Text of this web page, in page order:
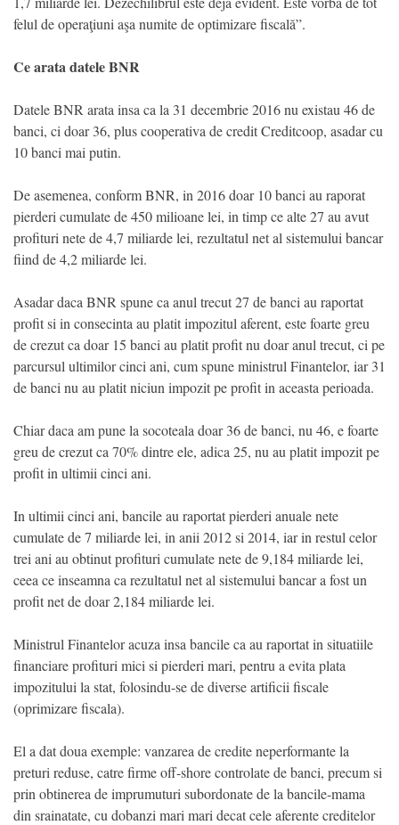
felul de operaţiuni aşa numite de optimizare fiscală”.
Ce arata datele BNR
Datele BNR arata insa ca la 31 decembrie 2016 nu existau 46 de
banci, ci doar 36, plus cooperativa de credit Creditcoop, asadar cu
10 banci mai putin.
De asemenea, conform BNR, in 2016 doar 10 banci au raporat
pierderi cumulate de 450 milioane lei, in timp ce alte 27 au avut
profituri nete de 4,7 miliarde lei, rezultatul net al sistemului bancar
fiind de 4,2 miliarde lei.
Asadar daca BNR spune ca anul trecut 27 de banci au raportat
profit si in consecinta au platit impozitul aferent, este foarte greu
de crezut ca doar 15 banci au platit profit nu doar anul trecut, ci pe
parcursul ultimilor cinci ani, cum spune ministrul Finantelor, iar 31
de banci nu au platit niciun impozit pe profit in aceasta perioada.
Chiar daca am pune la socoteala doar 36 de banci, nu 46, e foarte
greu de crezut ca 70% dintre ele, adica 25, nu au platit impozit pe
profit in ultimii cinci ani.
In ultimii cinci ani, bancile au raportat pierderi anuale nete
cumulate de 7 miliarde lei, in anii 2012 si 2014, iar in restul celor
trei ani au obtinut profituri cumulate nete de 9,184 miliarde lei,
ceea ce inseamna ca rezultatul net al sistemului bancar a fost un
profit net de doar 2,184 miliarde lei.
Ministrul Finantelor acuza insa bancile ca au raportat in situatiile
financiare profituri mici si pierderi mari, pentru a evita plata
impozitului la stat, folosindu-se de diverse artificii fiscale
(oprimizare fiscala).
El a dat doua exemple: vanzarea de credite neperformante la
preturi reduse, catre firme off-shore controlate de banci, precum si
prin obtinerea de imprumuturi subordonate de la bancile-mama
din srainatate, cu dobanzi mari mari decat cele aferente creditelor